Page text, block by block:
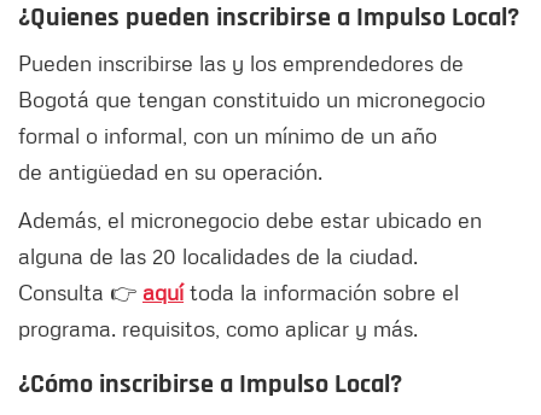
¿Quienes pueden inscribirse a Impulso Local?
Pueden inscribirse las y los emprendedores de
Bogotá que tengan constituido un micronegocio
formal o informal, con un mínimo de un año
de antigüedad en su operación.
Además, el micronegocio debe estar ubicado en
alguna de las 20 localidades de la ciudad.
Consulta 👉 aquí toda la información sobre el
programa. requisitos, como aplicar y más.
¿Cómo inscribirse a Impulso Local?